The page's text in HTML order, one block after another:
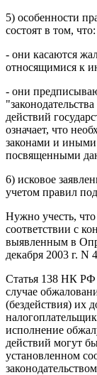
5) особенности
состоят в том, что:
- они касаются
относящимися к
- они
действий
означает, что
законами и
посвященными
6) исковое
учетом правил
Нужно учесть,
соответствии с
выявленным в
декабря 2003 г. N
Статья 138 НК РФ
случае
(бездействия) их
исполнение
действий могут
установленном